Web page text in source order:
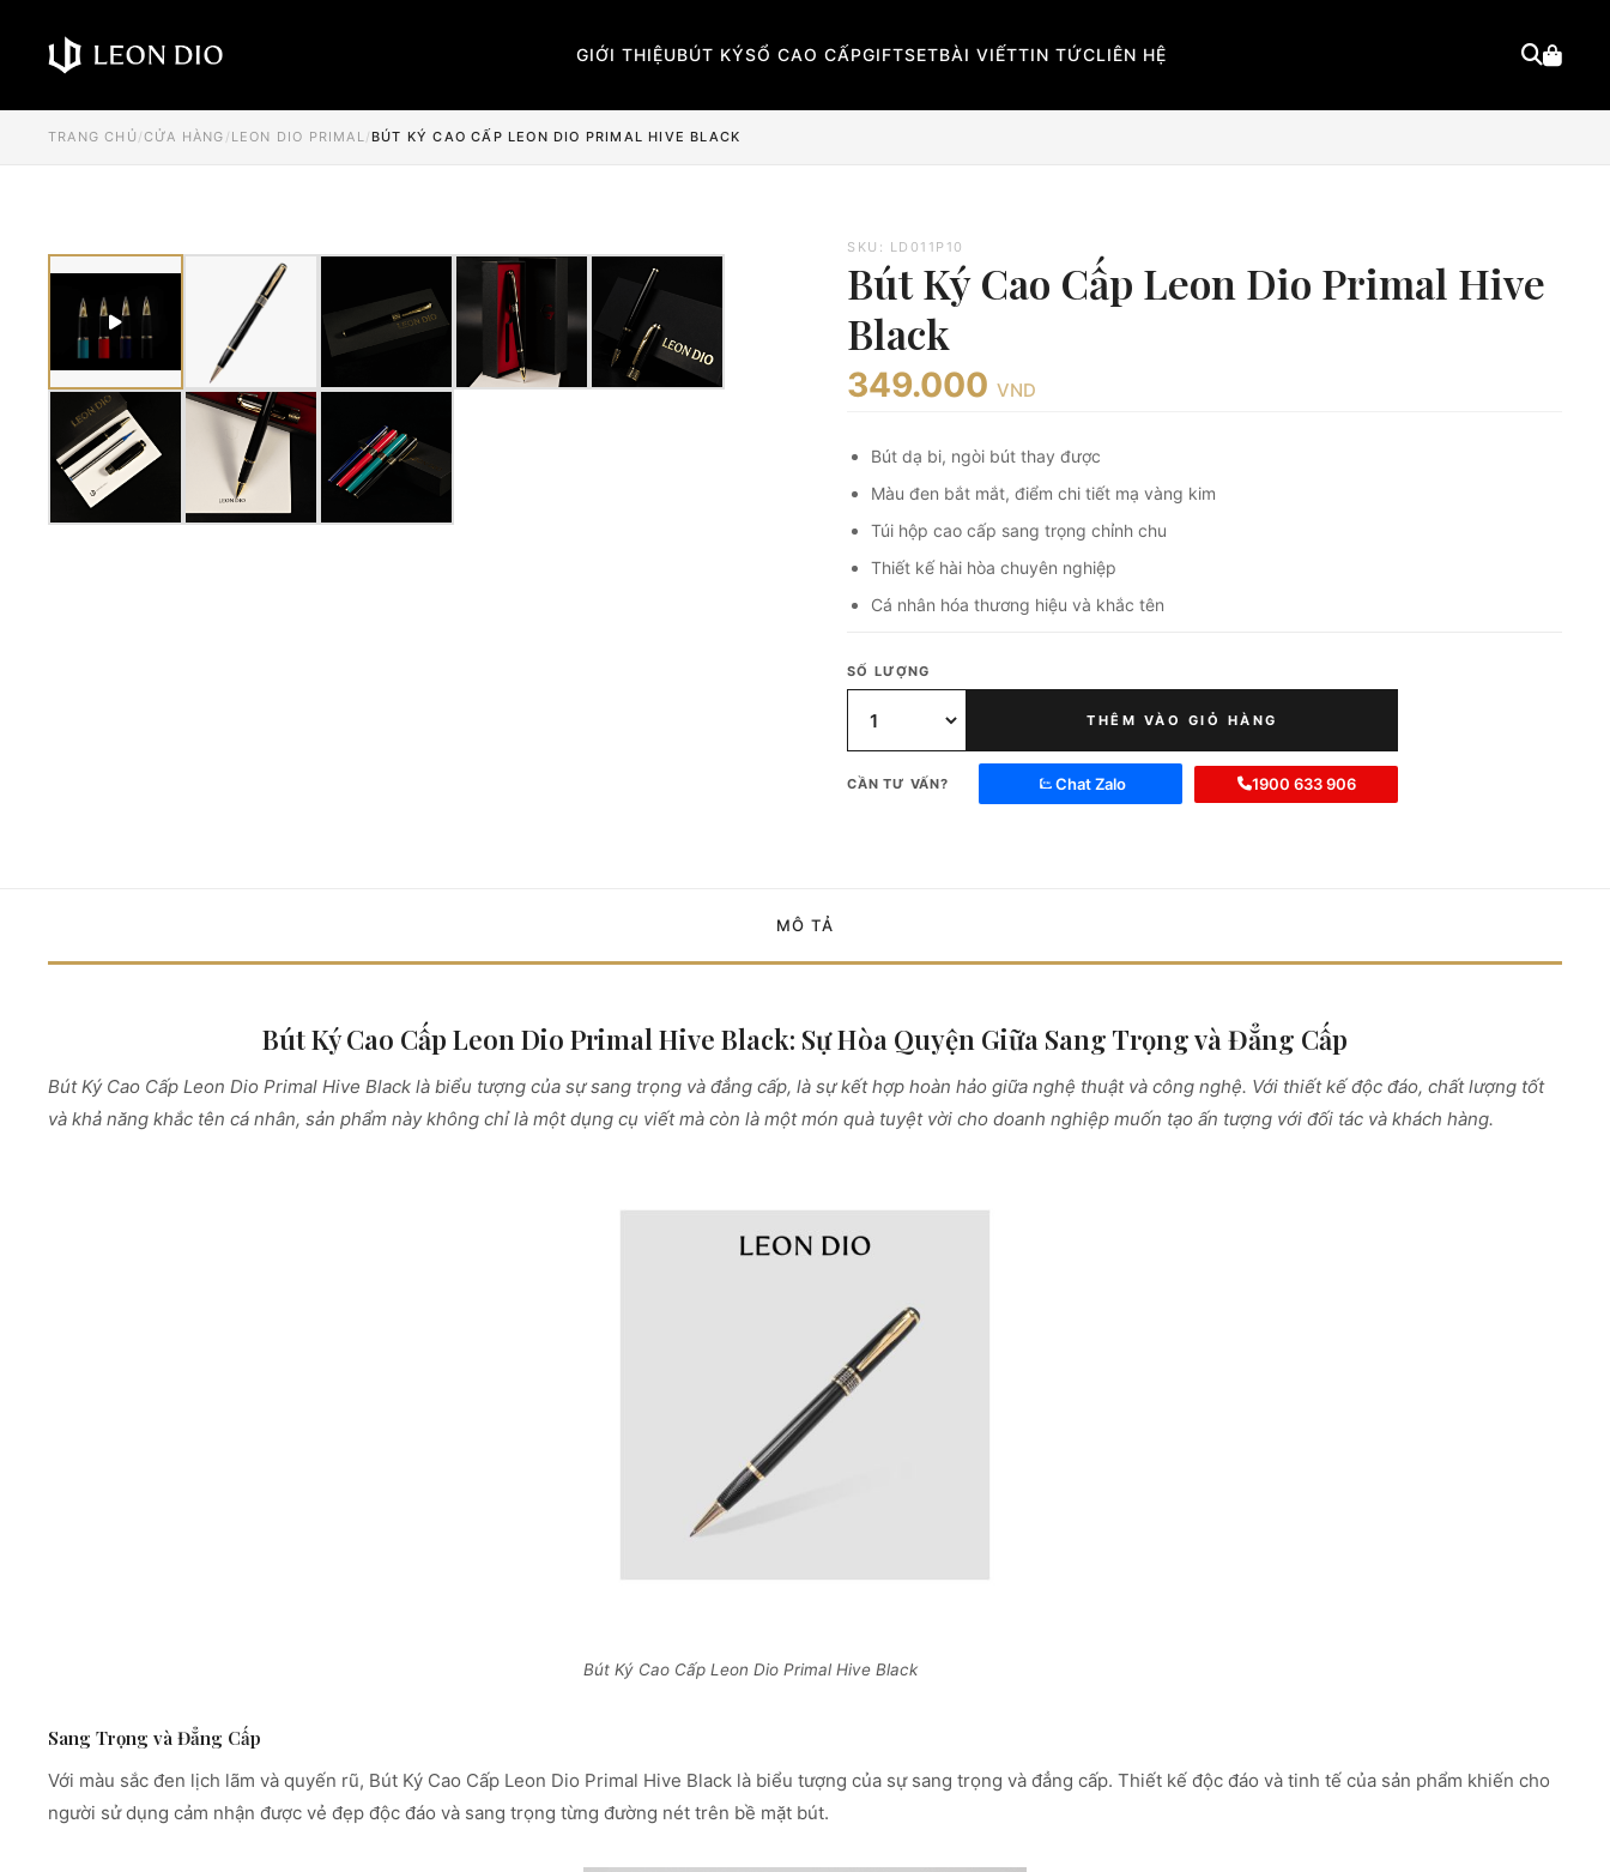
GIỚI THIỆUBÚT KÝSỔ CAO CẤPGIFTSETBÀI VIẾTTIN TỨCLIÊN HỆ
TRANG CHỦ /CỬA HÀNG / LEON DIO PRIMAL/BÚT KÝ CAO CẤP LEON DIO PRIMAL HIVE BLACK
SKU: LD011P10
Bút Ký Cao Cấp Leon Dio Primal Hive
Black
349.000 VND
Bút dạ bi, ngòi bút thay được
Màu đen bắt mắt, điểm chi tiết mạ vàng kim
Túi hộp cao cấp sang trọng chỉnh chu
Thiết kế hài hòa chuyên nghiệp
Cá nhân hóa thương hiệu và khắc tên
SỐ LƯỢNG
THÊM VÀO GIỎ HÀNG
CẦN TƯ VẤN? Chat Zalo 1900 633 906
MÔ TẢ
Bút Ký Cao Cấp Leon Dio Primal Hive Black: Sự Hòa Quyện Giữa Sang Trọng và Đẳng Cấp
Bút Ký Cao Cấp Leon Dio Primal Hive Black là biểu tượng của sự sang trọng và đẳng cấp, là sự kết hợp hoàn hảo giữa nghệ thuật và công nghệ. Với thiết kế độc đáo, chất lượng tốt
và khả năng khắc tên cá nhân, sản phẩm này không chỉ là một dụng cụ viết mà còn là một món quà tuyệt vời cho doanh nghiệp muốn tạo ấn tượng với đối tác và khách hàng.
Bút Ký Cao Cấp Leon Dio Primal Hive Black
Sang Trọng và Đẳng Cấp
Với màu sắc đen lịch lãm và quyến rũ, Bút Ký Cao Cấp Leon Dio Primal Hive Black là biểu tượng của sự sang trọng và đẳng cấp. Thiết kế độc đáo và tinh tế của sản phẩm khiến cho
người sử dụng cảm nhận được vẻ đẹp độc đáo và sang trọng từng đường nét trên bề mặt bút.